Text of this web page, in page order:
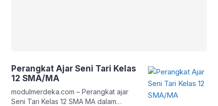
Perangkat Ajar Seni Tari Kelas
12 SMA/MA
modulmerdeka.com – Perangkat ajar
Seni Tari Kelas 12 SMA MA dalam